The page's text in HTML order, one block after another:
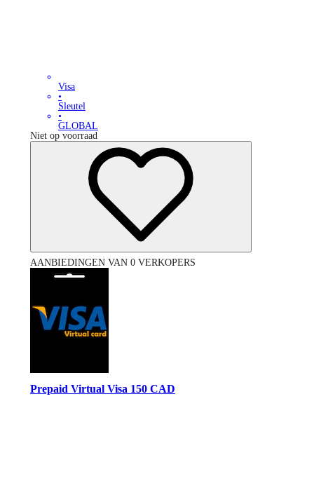
Visa
•
Sleutel
•
GLOBAL
Niet op voorraad
AANBIEDINGEN VAN 0 VERKOPERS
Prepaid Virtual Visa 150 CAD